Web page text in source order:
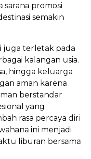
sarana promosi
semakin
juga terletak pada
kalangan usia.
hingga keluarga
aman karena
berstandar
yang
rasa percaya diri
ini menjadi
liburan bersama